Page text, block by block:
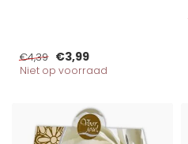
€4,39 €3,99
Niet op voorraad